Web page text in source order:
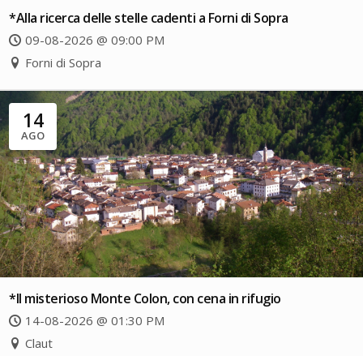
*Alla ricerca delle stelle cadenti a Forni di Sopra
09-08-2026 @ 09:00 PM
Forni di Sopra
14
AGO
*Il misterioso Monte Colon, con cena in rifugio
14-08-2026 @ 01:30 PM
Claut